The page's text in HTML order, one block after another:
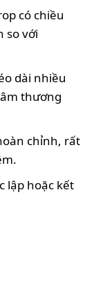
có chiều
so với
dài nhiều
thương
chỉnh, rất
lập hoặc kết